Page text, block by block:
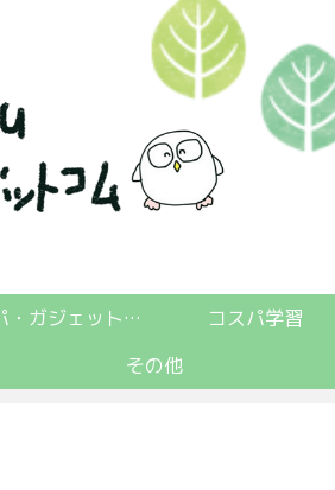
コスパ・ガジェット関係 コスパ学習
その他